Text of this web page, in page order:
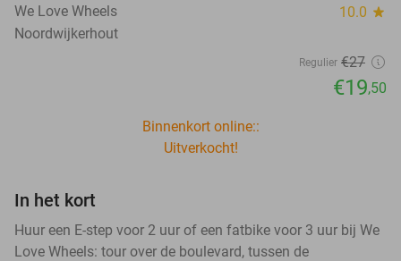
We Love Wheels 10.0 star
Noordwijkerhout
Regulier €27
€19,50
Binnenkort online::
Uitverkocht!
In het kort
Huur een E-step voor 2 uur of een fatbike voor 3 uur bij We
Love Wheels: tour over de boulevard, tussen de